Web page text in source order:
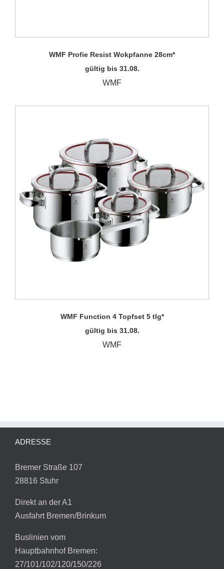
WMF Profie Resist Wokpfanne 28cm*
gültig bis 31.08.
WMF
WMF Function 4 Topfset 5 tlg*
gültig bis 31.08.
WMF
ADRESSE
Bremer Straße 107
28816 Stuhr
Direkt an der A1
Ausfahrt Bremen/Brinkum
Buslinien vom
Hauptbahnhof Bremen:
27/101/102/120/150/226